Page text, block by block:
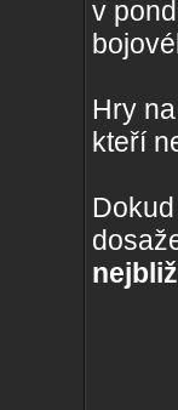
v
Hry
kteří